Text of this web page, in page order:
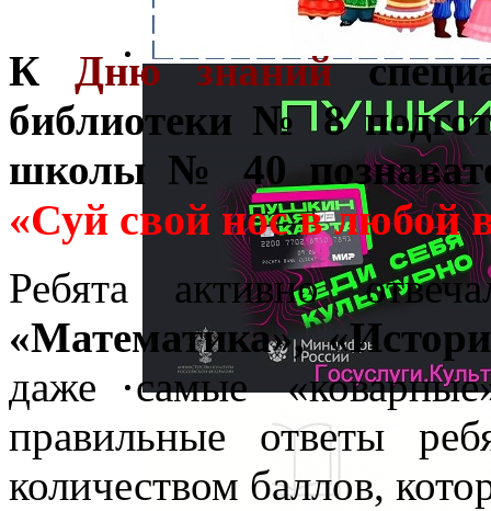
КДню знаний
библиотеки № 8
школы № 40
«Суй свой нос в любой
Ребята активно
«Математика»,
даже самые
правильные ответы
количеством баллов,